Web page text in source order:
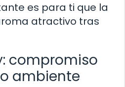
es para ti que la
atractivo tras
compromiso
ambiente